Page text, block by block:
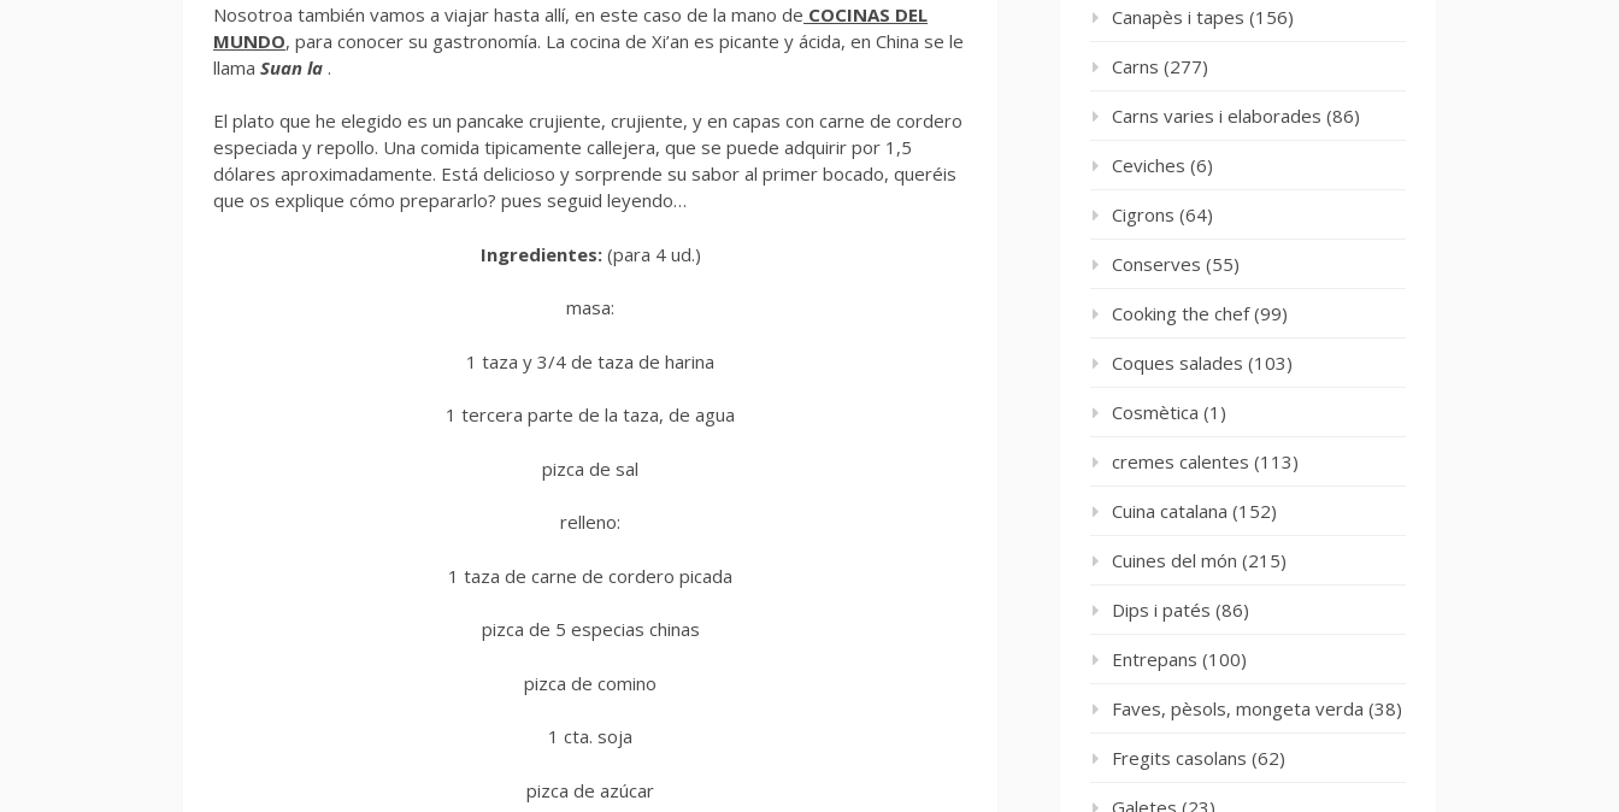
Nosotroa también vamos a viajar hasta allí, en este caso de la mano de COCINAS DEL
MUNDO, para conocer su gastronomía. La cocina de Xi’an es picante y ácida, en China se le
llama Suan la .
El plato que he elegido es un pancake crujiente, crujiente, y en capas con carne de cordero
especiada y repollo. Una comida tipicamente callejera, que se puede adquirir por 1,5
dólares aproximadamente. Está delicioso y sorprende su sabor al primer bocado, queréis
que os explique cómo prepararlo? pues seguid leyendo…
Ingredientes: (para 4 ud.)
masa:
1 taza y 3/4 de taza de harina
1 tercera parte de la taza, de agua
pizca de sal
relleno:
1 taza de carne de cordero picada
pizca de 5 especias chinas
pizca de comino
1 cta. soja
pizca de azúcar
Canapès i tapes (156)
Carns (277)
Carns varies i elaborades (86)
Ceviches (6)
Cigrons (64)
Conserves (55)
Cooking the chef(99)
Coques salades (103)
Cosmètica (1)
cremes calentes (113)
Cuina catalana (152)
Cuines del món (215)
Dips i patés (86)
Entrepans (100)
Faves, pèsols, mongeta verda (38)
Fregits casolans (62)
Galetes (23)